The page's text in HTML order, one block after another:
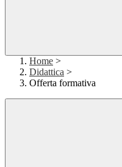
Home >
Didattica >
Offerta formativa